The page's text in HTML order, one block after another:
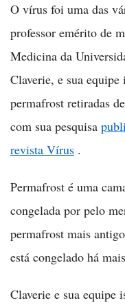
O vírus foi uma das
professor emérito de
Medicina da
Claverie, e sua
permafrost retiradas
com sua pesquisa
revista Vírus .
Permafrost é uma
congelada por pelo
permafrost mais
está congelado há
Claverie e sua equipe